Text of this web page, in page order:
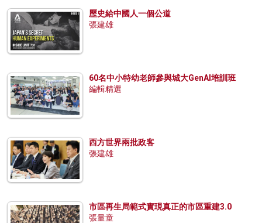
歷史給中國人一個公道
張建雄
60名中小特幼老師參與城大GenAI培訓班
編輯精選
西方世界兩批政客
張建雄
市區再生局範式實現真正的市區重建3.0
張量童